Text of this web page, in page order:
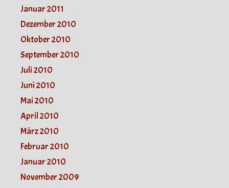
Januar 2011
Dezember 2010
Oktober 2010
September 2010
Juli 2010
Juni 2010
Mai 2010
April 2010
März 2010
Februar 2010
Januar 2010
November 2009